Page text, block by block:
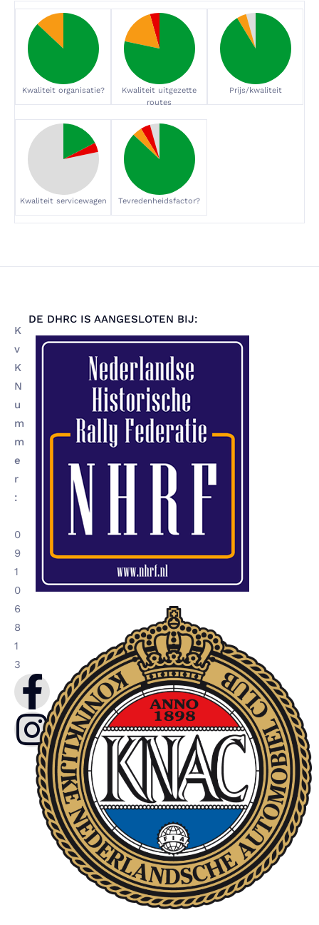
Kwaliteit organisatie?
Kwaliteit uitgezette
routes
Prijs/kwaliteit
Kwaliteit servicewagen Tevredenheidsfactor?
K
v
K
N
u
m
m
e
r
:
0
9
1
0
6
8
1
3
DE DHRC IS AANGESLOTEN BIJ: